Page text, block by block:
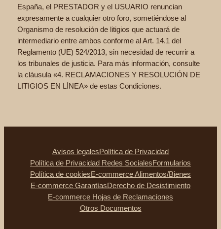
España, el PRESTADOR y el USUARIO renuncian
expresamente a cualquier otro foro, sometiéndose al
Organismo de resolución de litigios que actuará de
intermediario entre ambos conforme al Art. 14.1 del
Reglamento (UE) 524/2013, sin necesidad de recurrir a
los tribunales de justicia. Para más información, consulte
la cláusula «4. RECLAMACIONES Y RESOLUCIÓN DE
LITIGIOS EN LÍNEA» de estas Condiciones.
Avisos legalesPolítica de Privacidad
Política de Privacidad Redes SocialesFormularios
Política de cookiesE-commerce Alimentos/Bienes
E-commerce GarantíasDerecho de Desistimiento
E-commerce Hojas de Reclamaciones
Otros Documentos